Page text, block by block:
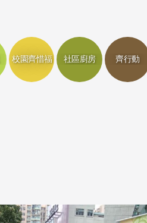
校園齊惜福 社區廚房 齊行動